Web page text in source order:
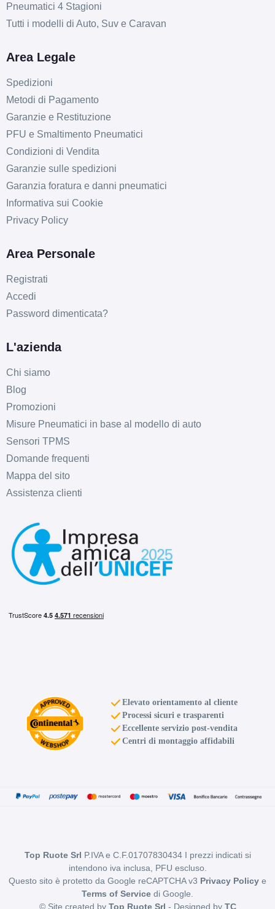
Pneumatici 4 Stagioni
Tutti i modelli di Auto, Suv e Caravan
Area Legale
Spedizioni
Metodi di Pagamento
Garanzie e Restituzione
PFU e Smaltimento Pneumatici
Condizioni di Vendita
Garanzie sulle spedizioni
Garanzia foratura e danni pneumatici
Informativa sui Cookie
Privacy Policy
Area Personale
Registrati
Accedi
Password dimenticata?
L'azienda
Chi siamo
Blog
Promozioni
Misure Pneumatici in base al modello di auto
Sensori TPMS
Domande frequenti
Mappa del sito
Assistenza clienti
Elevato orientamento al cliente
Processi sicuri e trasparenti
Eccellente servizio post-vendita
Centri di montaggio affidabili
Top Ruote Srl P.IVA e C.F.01707830434 I prezzi indicati si
intendono iva inclusa, PFU escluso.
Questo sito è protetto da Google reCAPTCHA v3 Privacy Policy e
Terms of Service di Google.
© Site created by Top Ruote Srl - Designed by TC